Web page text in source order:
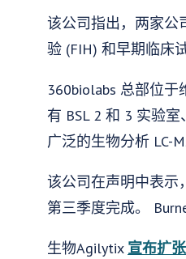
该公司指出，两家公
验 (FIH) 和早期临床
360biolabs 总部位
有 BSL 2 和 3 实验
广泛的生物分析 LC-
该公司在声明中表示
第三季度完成。
生物Agilytix 宣布扩张